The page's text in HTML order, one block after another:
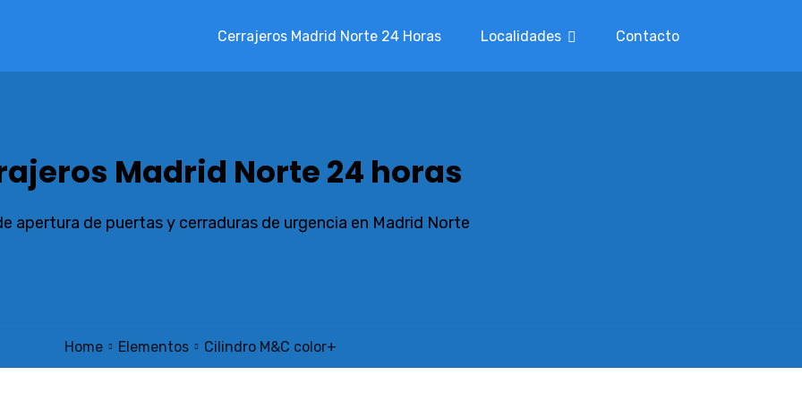
Cerrajeros Madrid Norte 24 Horas Localidades Contacto
Madrid Norte 24 horas
apertura de puertas y cerraduras de urgencia en Madrid Norte
Home Elementos Cilindro M&C color+